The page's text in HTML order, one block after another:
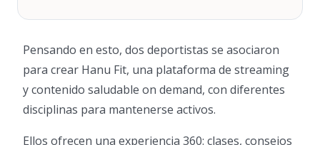
Pensando en esto, dos deportistas se asociaron
para crear Hanu Fit, una plataforma de streaming
y contenido saludable on demand, con diferentes
disciplinas para mantenerse activos.
Ellos ofrecen una experiencia 360: clases, consejos